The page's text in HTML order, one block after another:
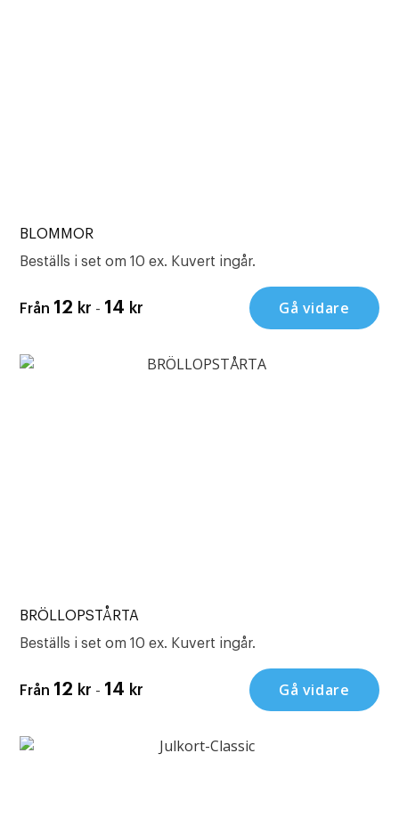
BLOMMOR
Beställs i set om 10 ex. Kuvert ingår.
Från 12 kr - 14 kr Gå vidare
BRÖLLOPSTÅRTA
Beställs i set om 10 ex. Kuvert ingår.
Från 12 kr - 14 kr Gå vidare